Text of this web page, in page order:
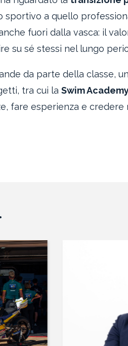
a quello
fuori dalla vasca: il
su sé stessi nel lungo
da parte della classe,
tra cui laSwim
fare esperienza e